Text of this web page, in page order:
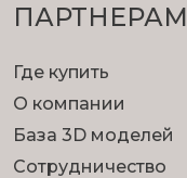
ПАРТНЕРАМ
Где купить
О компании
База 3D моделей
Сотрудничество